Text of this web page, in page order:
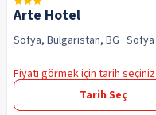
Arte Hotel
Sofya, Bulgaristan, BG · Sofya
Fiyatı görmek için tarih seçiniz
Tarih Seç